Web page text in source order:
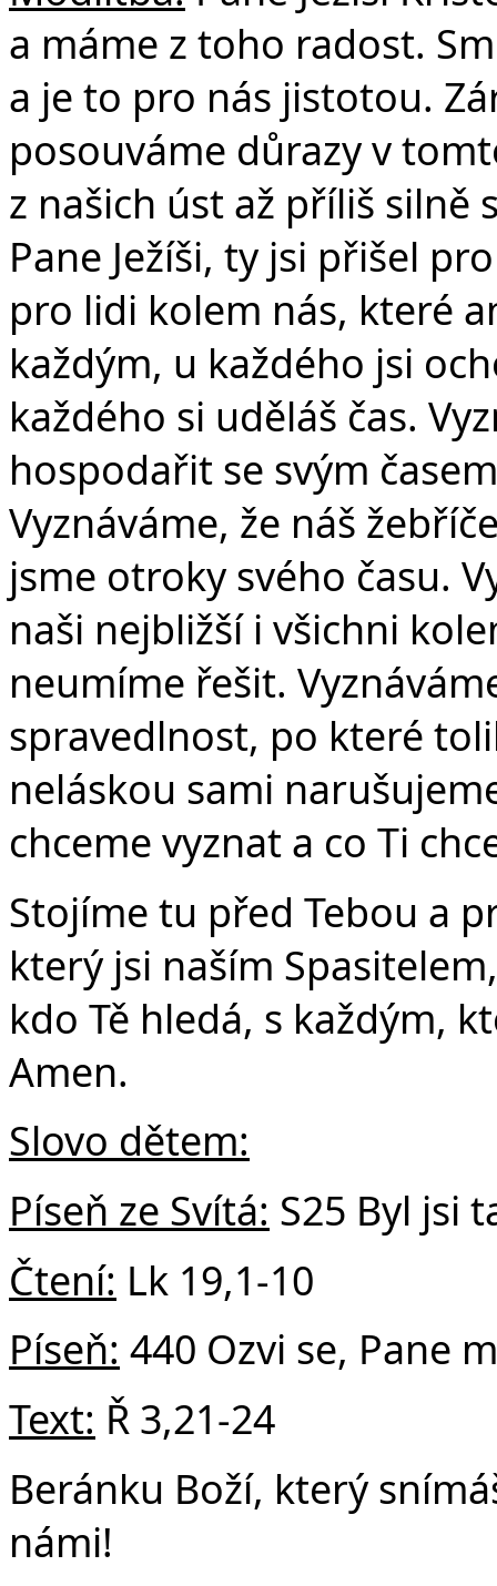
a máme z toho radost.
a je to pro nás jistotou.
posouváme důrazy v
z našich úst až příliš silně
Pane Ježíši, ty jsi přišel
pro lidi kolem nás, které
každým, u každého jsi
každého si uděláš čas.
hospodařit se svým
Vyznáváme, že náš
jsme otroky svého času.
naši nejbližší i všichni
neumíme řešit.
spravedlnost, po které
neláskou sami
chceme vyznat a co Ti
Stojíme tu před Tebou a
který jsi naším
kdo Tě hledá, s každým,
Amen.
Slovo dětem:
Píseň ze Svítá: S25 Byl jsi
Čtení: Lk 19,1-10
Píseň: 440 Ozvi se, Pane
Text: Ř 3,21-24
Beránku Boží, který
námi!